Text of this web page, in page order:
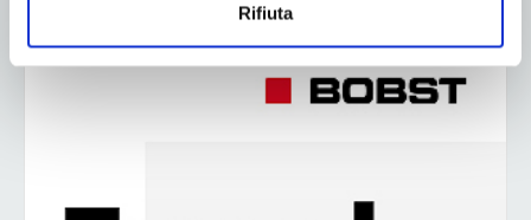
Rifiuta
ADV